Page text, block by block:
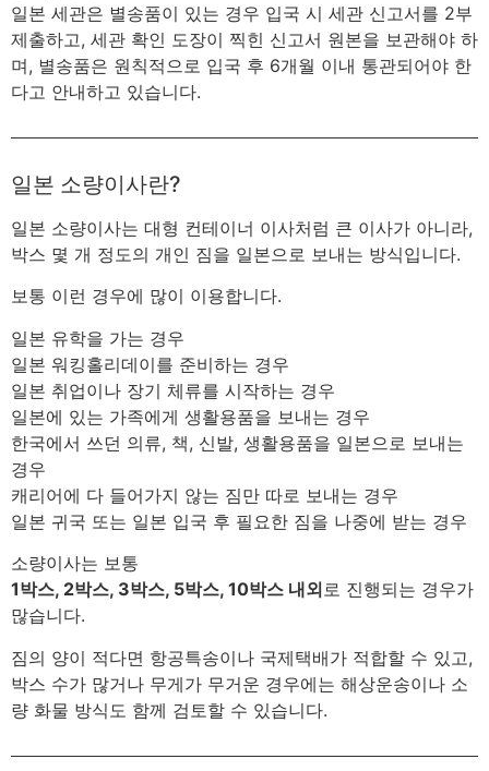
일본 세관은 별송품이 있는 경우 입국 시 세관 신고서를 2부
제출하고, 세관 확인 도장이 찍힌 신고서 원본을 보관해야 하
며, 별송품은 원칙적으로 입국 후 6개월 이내 통관되어야 한
다고 안내하고 있습니다.
일본 소량이사란?
일본 소량이사는 대형 컨테이너 이사처럼 큰 이사가 아니라,
박스 몇 개 정도의 개인 짐을 일본으로 보내는 방식입니다.
보통 이런 경우에 많이 이용합니다.
일본 유학을 가는 경우
일본 워킹홀리데이를 준비하는 경우
일본 취업이나 장기 체류를 시작하는 경우
일본에 있는 가족에게 생활용품을 보내는 경우
한국에서 쓰던 의류, 책, 신발, 생활용품을 일본으로 보내는
경우
캐리어에 다 들어가지 않는 짐만 따로 보내는 경우
일본 귀국 또는 일본 입국 후 필요한 짐을 나중에 받는 경우
소량이사는 보통
1박스, 2박스, 3박스, 5박스, 10박스 내외로 진행되는 경우가
많습니다.
짐의 양이 적다면 항공특송이나 국제택배가 적합할 수 있고,
박스 수가 많거나 무게가 무거운 경우에는 해상운송이나 소
량 화물 방식도 함께 검토할 수 있습니다.